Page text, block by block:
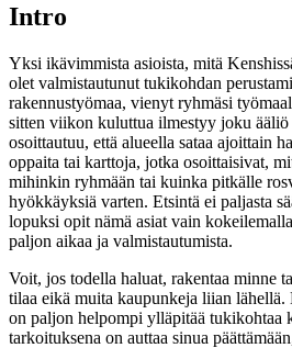
Intro
Yksi ikävimmista asioista, mitä
olet valmistautunut tukikohdan
rakennustyömaa, vienyt ryhmäsi
sitten viikon kuluttua ilmestyy joku ääliö
osoittautuu, että alueella sataa ajoittain
oppaita tai karttoja, jotka osoittaisivat,
mihinkin ryhmään tai kuinka pitkälle
hyökkäyksiä varten. Etsintä ei paljasta
lopuksi opit nämä asiat vain
paljon aikaa ja valmistautumista.
Voit, jos todella haluat, rakentaa minne
tilaa eikä muita kaupunkeja liian
on paljon helpompi ylläpitää tukikohtaa
tarkoituksena on auttaa sinua